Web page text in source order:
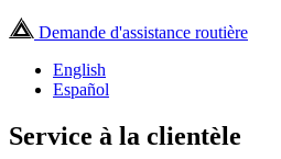
Demande d'assistance routière
English
Español
Service à la clientèle